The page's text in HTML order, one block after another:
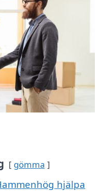
gömma
hjälpa